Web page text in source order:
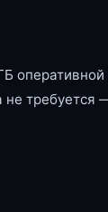
требуется